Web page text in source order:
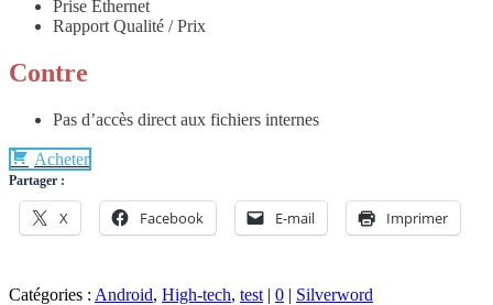
Prise Ethernet
Rapport Qualité / Prix
Contre
Pas d’accès direct aux fichiers internes
Acheter
Partager :
X Facebook E-mail Imprimer
Catégories : Android, High-tech, test | 0 | Silverword